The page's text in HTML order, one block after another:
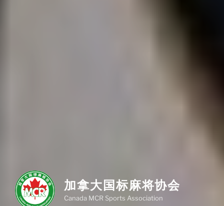
加拿大国标麻将协会
Canada MCR Sports Association